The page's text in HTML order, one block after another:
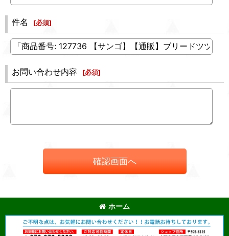
件名 [必須]
お問い合わせ内容 [必須]
確認画面へ
ホーム